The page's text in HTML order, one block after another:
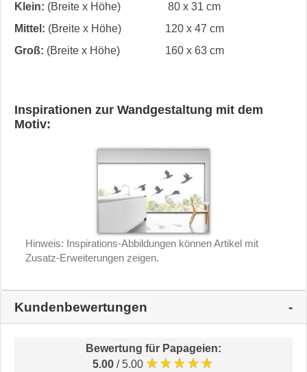
Klein: (Breite x Höhe)
80 x 31 cm
Mittel: (Breite x Höhe)
120 x 47 cm
Groß: (Breite x Höhe) 160 x 63 cm
Inspirationen zur Wandgestaltung mit dem
Motiv:
Hinweis: Inspirations-Abbildungen können Artikel mit
Zusatz-Erweiterungen zeigen.
Kundenbewertungen
Bewertung für Papageien:
5.00 / 5.00 ★★★★★